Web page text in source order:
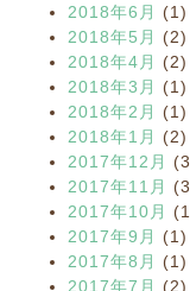
2018年6月
(1)
2018年5月
(2)
2018年4月
(2)
2018年3月
(1)
2018年2月
(1)
2018年1月
(2)
2017年12月
2017年11月
2017年10月
2017年9月
(1)
2017年8月
(1)
2017年7月
(2)